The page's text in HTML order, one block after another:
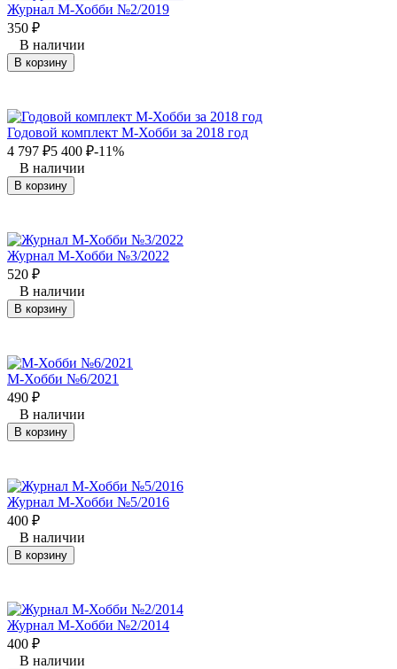
Журнал М-Хобби №2/2019
350 ₽
В наличии
В корзину
Годовой комплект М-Хобби за 2018 год
4 797 ₽5 400 ₽-11%
В наличии
В корзину
Журнал М-Хобби №3/2022
520 ₽
В наличии
В корзину
М-Хобби №6/2021
490 ₽
В наличии
В корзину
Журнал М-Хобби №5/2016
400 ₽
В наличии
В корзину
Журнал М-Хобби №2/2014
400 ₽
В наличии